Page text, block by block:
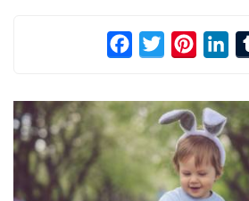
FacebookTwitter